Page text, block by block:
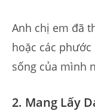
Anh chị em đã
hoặc các
sống của mình
2. Mang Lấy